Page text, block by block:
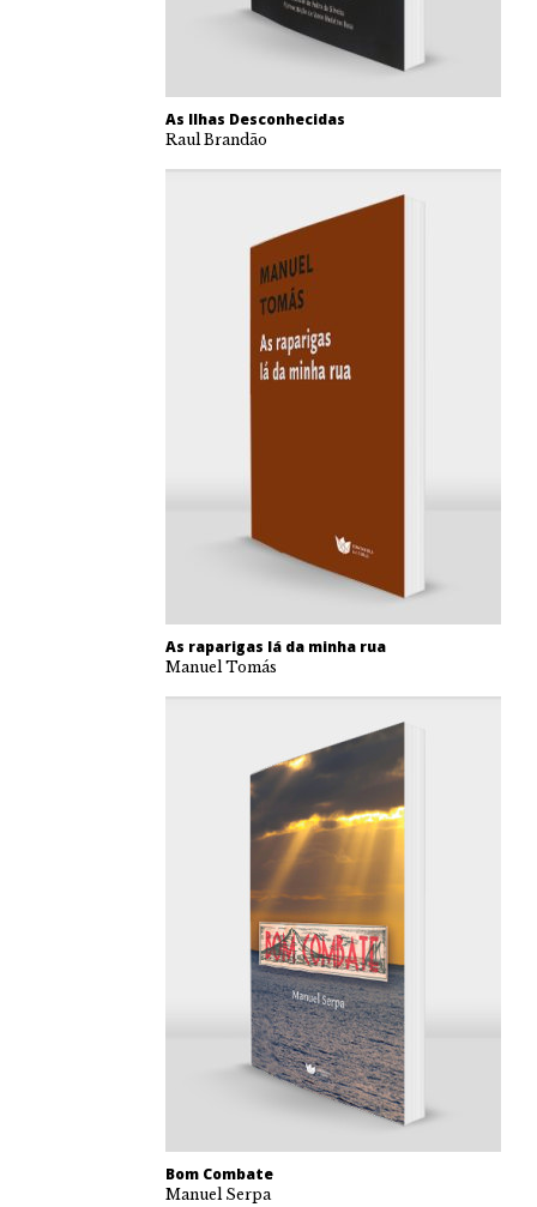
As Ilhas Desconhecidas
Raul Brandão
As raparigas lá da minha rua
Manuel Tomás
Bom Combate
Manuel Serpa